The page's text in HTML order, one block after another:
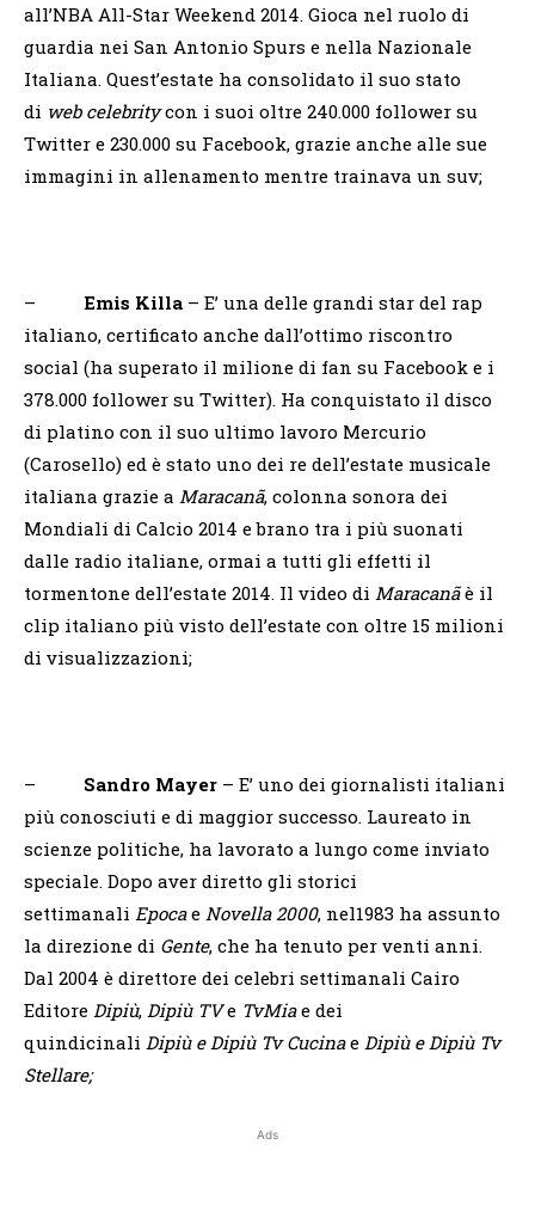
all’NBA All-Star Weekend 2014. Gioca nel ruolo di
guardia nei San Antonio Spurs e nella Nazionale
Italiana. Quest’estate ha consolidato il suo stato
di web celebritycon i suoi oltre 240.000 follower su
Twitter e 230.000 su Facebook, grazie anche alle sue
immagini in allenamento mentre trainava un suv;
– Emis Killa – E’ una delle grandi star del rap
italiano, certificato anche dall’ottimo riscontro
social (ha superato il milione di fan su Facebook e i
378.000 follower su Twitter). Ha conquistato il disco
di platino con il suo ultimo lavoro Mercurio
(Carosello) ed è stato uno dei re dell’estate musicale
italiana grazie a Maracanã, colonna sonora dei
Mondiali di Calcio 2014 e brano tra i più suonati
dalle radio italiane, ormai a tutti gli effetti il
tormentone dell’estate 2014. Il video di Maracanãè il
clip italiano più visto dell’estate con oltre 15 milioni
di visualizzazioni;
– Sandro Mayer – E’ uno dei giornalisti italiani
più conosciuti e di maggior successo. Laureato in
scienze politiche, ha lavorato a lungo come inviato
speciale. Dopo aver diretto gli storici
settimanali Epocae Novella 2000, nel1983 ha assunto
la direzione di Gente, che ha tenuto per venti anni.
Dal 2004 è direttore dei celebri settimanali Cairo
Editore Dipiù, Dipiù TVe TvMiae dei
quindicinali Dipiù e Dipiù Tv Cucinae Dipiù e Dipiù Tv
Stellare;
Ads